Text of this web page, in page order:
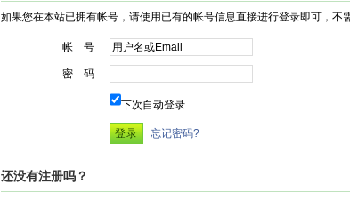
如果您在本站已拥有帐号，请使用已有的帐号信息直接进行登录即可，不
帐 号
密 码
下次自动登录
忘记密码?
还没有注册吗？